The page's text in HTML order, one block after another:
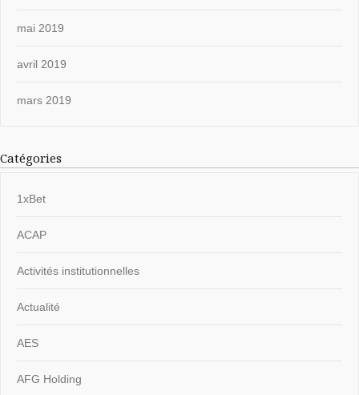
mai 2019
avril 2019
mars 2019
Catégories
1xBet
ACAP
Activités institutionnelles
Actualité
AES
AFG Holding